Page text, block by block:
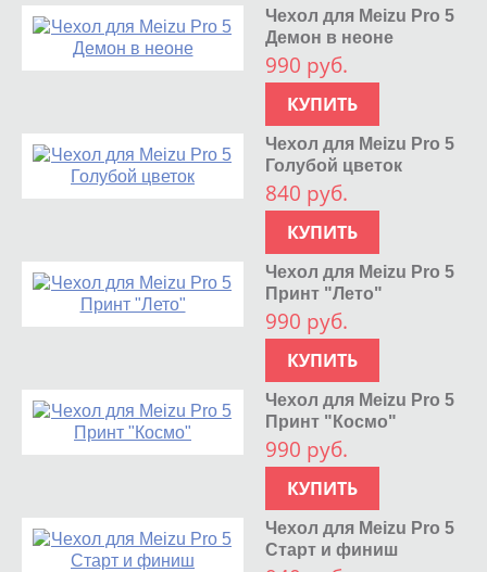
Чехол для Meizu Pro 5
Демон в неоне
990 руб.
КУПИТЬ
Чехол для Meizu Pro 5
Голубой цветок
840 руб.
КУПИТЬ
Чехол для Meizu Pro 5
Принт "Лето"
990 руб.
КУПИТЬ
Чехол для Meizu Pro 5
Принт "Космо"
990 руб.
КУПИТЬ
Чехол для Meizu Pro 5
Старт и финиш